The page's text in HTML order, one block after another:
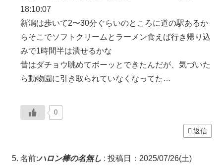
18:10:07
新潟は歩いて2〜30分ぐらいのところに道の駅あるか
らそこでソフトクリームとラーメン食えば行き帰り込
みで1時間半は潰せるかな
昔はダチョウ眺めてボーッとできたんだが、気づいた
ら動物園に引き取られていなくなってた…
0
返信
名前:ハロン棒の名無し : 投稿日：2025/07/26(土)